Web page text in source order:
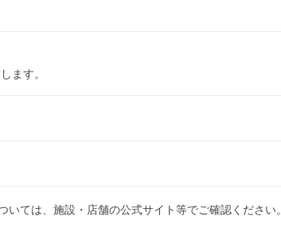
ます。
ては、施設・店舗の公式サイト等でご確認ください。